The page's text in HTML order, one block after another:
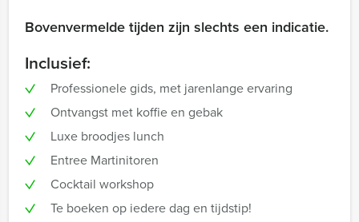
Bovenvermelde tijden zijn slechts een indicatie.
Inclusief:
Professionele gids, met jarenlange ervaring
Ontvangst met koffie en gebak
Luxe broodjes lunch
Entree Martinitoren
Cocktail workshop
Te boeken op iedere dag en tijdstip!